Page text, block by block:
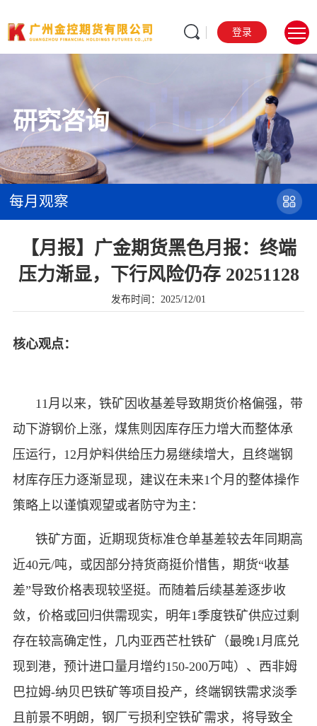
登录
研究咨询
每月观察
【月报】广金期货黑色月报：终端
压力渐显，下行风险仍存 20251128
发布时间：2025/12/01
核心观点：
11月以来，铁矿因收基差导致期货价格偏强，带
动下游钢价上涨，煤焦则因库存压力增大而整体承
压运行， 12月炉料供给压力易继续增大，且终端钢
材库存压力逐渐显现，建议在未来1个月的整体操作
策略上以谨慎观望或者防守为主：
铁矿方面，近期现货标准仓单基差较去年同期高
近40元/吨，或因部分持货商挺价惜售，期货“收基
差”导致价格表现较坚挺。而随着后续基差逐步收
敛，价格或回归供需现实，明年1季度铁矿供应过剩
存在较高确定性，几内亚西芒杜铁矿（最晚1月底兑
现到港，预计进口量月增约150-200万吨）、西非姆
巴拉姆-纳贝巴铁矿等项目投产，终端钢铁需求淡季
且前景不明朗，钢厂亏损利空铁矿需求，将导致全